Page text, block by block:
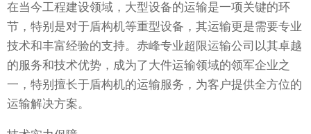
在当今工程建设领域，大型设备的运输是一项关键的环
节，特别是对于盾构机等重型设备，其运输更是需要专业
技术和丰富经验的支持。赤峰专业超限运输公司以其卓越
的服务和技术优势，成为了大件运输领域的领军企业之
一，特别擅长于盾构机的运输服务，为客户提供全方位的
运输解决方案。